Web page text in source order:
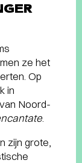
ze het
Op
in
Noord-
zijn grote,